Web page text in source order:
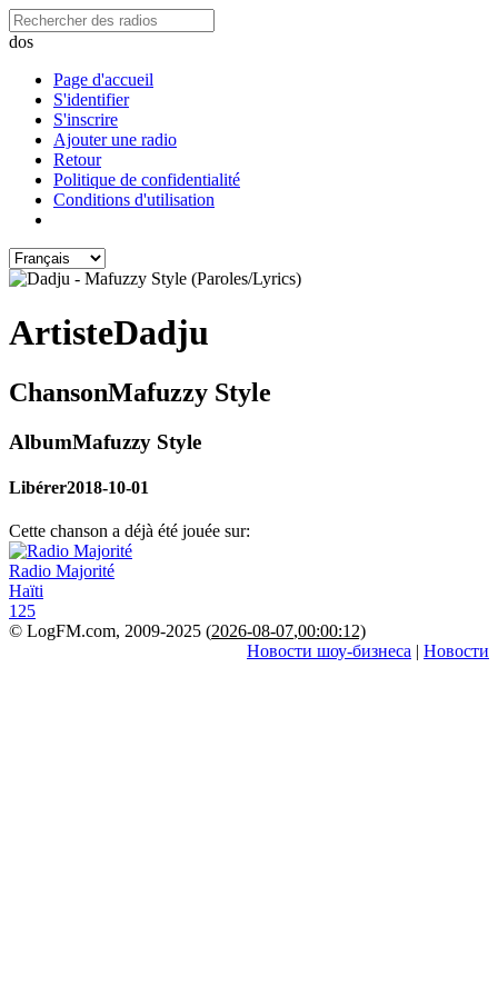
dos
Page d'accueil
S'identifier
S'inscrire
Ajouter une radio
Retour
Politique de confidentialité
Conditions d'utilisation
ArtisteDadju
ChansonMafuzzy Style
AlbumMafuzzy Style
Libérer2018-10-01
Cette chanson a déjà été jouée sur:
Radio Majorité
Haïti
125
© LogFM.com, 2009-2025 (2026-08-07,00:00:12)
Новости шоу-бизнеса | Новости